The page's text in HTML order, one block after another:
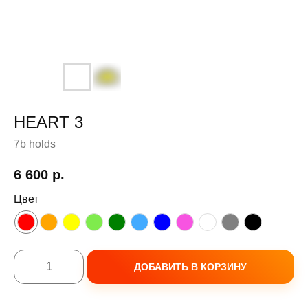
HEART 3
7b holds
6 600 р.
Цвет
ДОБАВИТЬ В КОРЗИНУ